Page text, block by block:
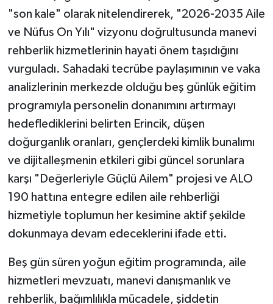
"son kale" olarak nitelendirerek, "2026-2035 Aile
ve Nüfus On Yılı" vizyonu doğrultusunda manevi
rehberlik hizmetlerinin hayati önem taşıdığını
vurguladı. Sahadaki tecrübe paylaşımının ve vaka
analizlerinin merkezde olduğu beş günlük eğitim
programıyla personelin donanımını artırmayı
hedeflediklerini belirten Erincik, düşen
doğurganlık oranları, gençlerdeki kimlik bunalımı
ve dijitalleşmenin etkileri gibi güncel sorunlara
karşı "Değerleriyle Güçlü Ailem" projesi ve ALO
190 hattına entegre edilen aile rehberliği
hizmetiyle toplumun her kesimine aktif şekilde
dokunmaya devam edeceklerini ifade etti.
Beş gün süren yoğun eğitim programında, aile
hizmetleri mevzuatı, manevi danışmanlık ve
rehberlik, bağımlılıkla mücadele, şiddetin
Çankırı Müftülüğü
Çorum Müftülüğü
Diyarbakır Müftülüğü
Düzce Müftülüğü
Elazığ Müftülüğü
Erzincan Müftülüğü
Erzurum Müftülüğü
Eskişehir Müftülüğü
Bilim, Teknoloji
Biyografiler
İhtida Haberleri
YAŞAM